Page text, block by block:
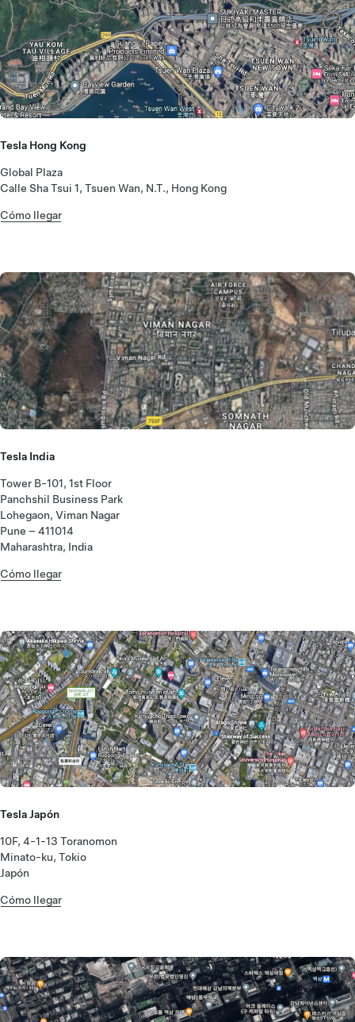
Tesla Hong Kong
Global Plaza
Calle Sha Tsui 1, Tsuen Wan, N.T., Hong Kong
Cómo llegar
Tesla India
Tower B-101, 1st Floor
Panchshil Business Park
Lohegaon, Viman Nagar
Pune – 411014
Maharashtra, India
Cómo llegar
Tesla Japón
10F, 4-1-13 Toranomon
Minato-ku, Tokio
Japón
Cómo llegar